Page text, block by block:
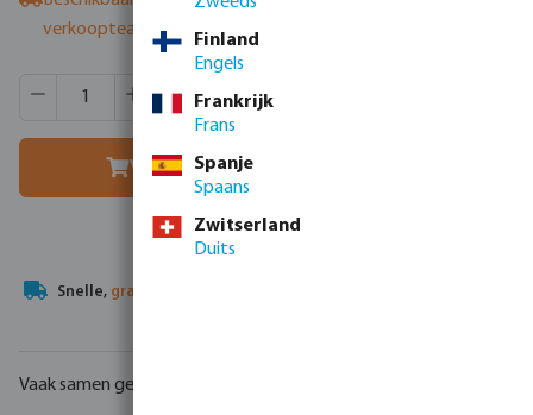
verkoopteam
Producthoeveelheid: Voer de gewenste hoeveelheid in of
MSQ:
Voeg toe aan winkelmandje
Uw
Vaak samen gekocht
Finland
Engels
Frankrijk
Frans
Spanje
Spaans
Zwitserland
Duits